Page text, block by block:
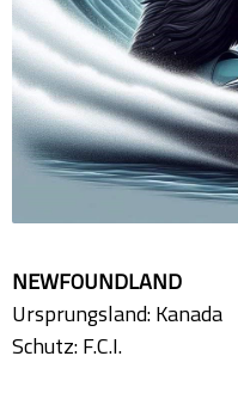
NEWFOUNDLAND
Ursprungsland: Kanada
Schutz: F.C.I.